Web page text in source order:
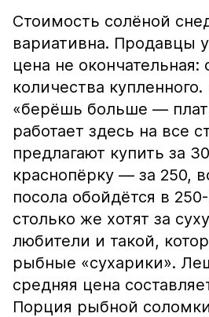
Стоимость солёной
вариативна. Продавцы
цена не окончательная:
количества
«берёшь больше —
работает здесь на все
предлагают купить за
краснопёрку — за 250,
посола обойдётся в
столько же хотят за
любители и такой,
рыбные «сухарики».
средняя цена
Порция рыбной